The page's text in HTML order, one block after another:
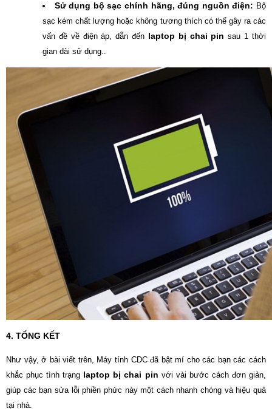
Sử dụng bộ sạc chính hãng, đúng nguồn điện: Bộ
sạc kém chất lượng hoặc không tương thích có thể gây ra các
vấn đề về điện áp, dẫn đến laptop bị chai pin sau 1 thời
gian dài sử dụng..
4. TỔNG KẾT
Như vậy, ở bài viết trên, Máy tính CDC đã bật mí cho các bạn các cách
khắc phục tình trạng laptop bị chai pin với vài bước cách đơn giản,
giúp các bạn sửa lỗi phiền phức này một cách nhanh chóng và hiệu quả
tại nhà.